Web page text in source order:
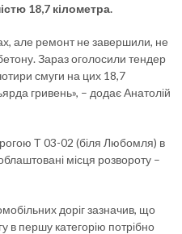
18,7 кілометра.
але ремонт не завершили, не
Зараз оголосили тендер
смуги на цих 18,7
гривень», – додає Анатолій
Т 03-02 (біля Любомля) в
місця розвороту –
доріг зазначив, що
в першу категорію потрібно